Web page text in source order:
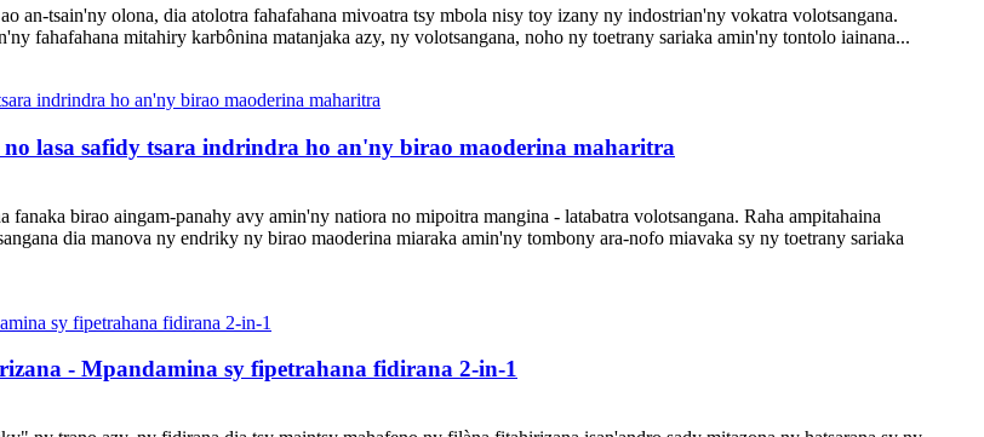
an-tsain'ny olona, ​​dia atolotra fahafahana mivoatra tsy mbola nisy toy izany ny indostrian'ny vokatra volotsangana.
fahafahana mitahiry karbônina matanjaka azy, ny volotsangana, noho ny toetrany sariaka amin'ny tontolo iainana...
lasa safidy tsara indrindra ho an'ny birao maoderina maharitra
birao aingam-panahy avy amin'ny natiora no mipoitra mangina - latabatra volotsangana. Raha ampitahaina
dia manova ny endriky ny birao maoderina miaraka amin'ny tombony ara-nofo miavaka sy ny toetrany sariaka
- Mpandamina sy fipetrahana fidirana 2-in-1